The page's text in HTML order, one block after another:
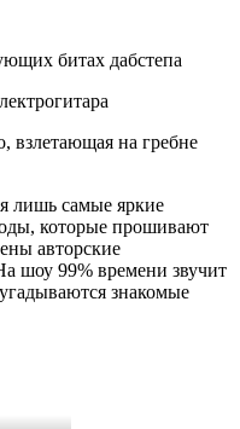
битах дабстепа
взлетающая на гребне
лишь самые яркие
которые прошивают
авторские
шоу 99% времени звучит
знакомые